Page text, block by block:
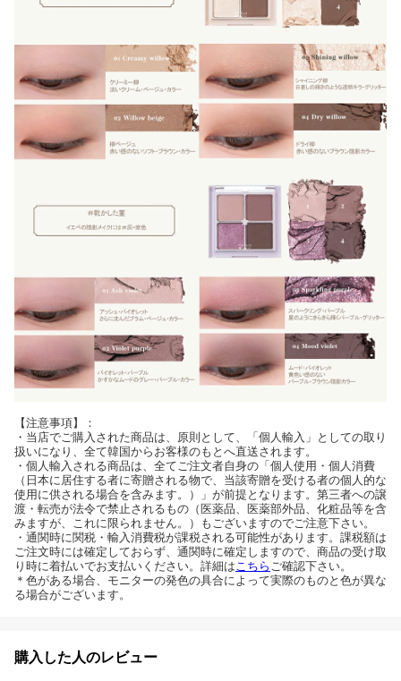
【注意事項】：
・当店でご購入された商品は、原則として、「個人輸入」としての取り
扱いになり、全て韓国からお客様のもとへ直送されます。
・個人輸入される商品は、全てご注文者自身の「個人使用・個人消費
（日本に居住する者に寄贈される物で、当該寄贈を受ける者の個人的な
使用に供される場合を含みます。）」が前提となります。第三者への譲
渡・転売が法令で禁止されるもの（医薬品、医薬部外品、化粧品等を含
みますが、これに限られません。）もございますのでご注意下さい。
・通関時に関税・輸入消費税が課税される可能性があります。課税額は
ご注文時には確定しておらず、通関時に確定しますので、商品の受け取
り時に着払いでお支払いください。詳細はこちら ご確認下さい。
＊色がある場合、モニターの発色の具合によって実際のものと色が異な
る場合がございます。
購入した人のレビュー